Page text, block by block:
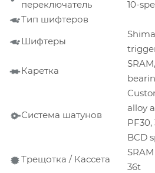
переключатель
10-
Тип шифтеров
Шифтеры
Каретка
Система шатунов
alloy
BCD
Трещотка / Кассета
36t